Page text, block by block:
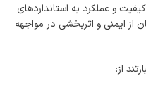
و عملکرد به استانداردهای
از ایمنی و اثربخشی در مواجهه
از: